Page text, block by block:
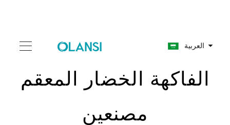
العربية
الفاكهة الخضار المعقم
مصنعين